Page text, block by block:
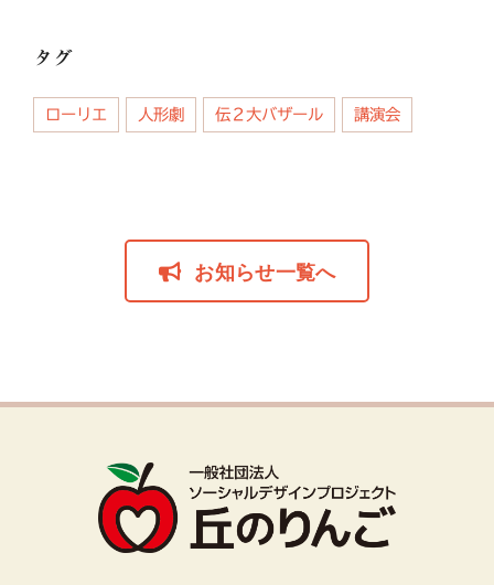
ブ
タグ
ローリエ 人形劇 伝２大バザール 講演会
お知らせ一覧へ